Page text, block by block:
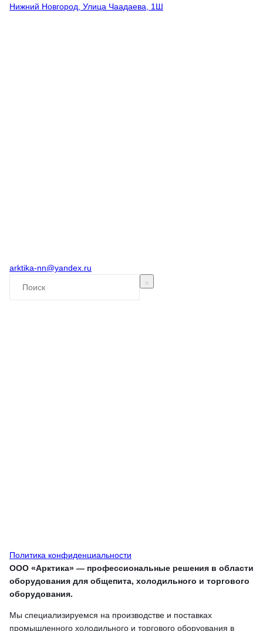
Нижний Новгород, Улица Чаадаева, 1Ш
arktika-nn@yandex.ru
Политика конфиденциальности
ООО «Арктика» — профессиональные решения в области
оборудования для общепита, холодильного и торгового
оборудования.
Мы специализируемся на производстве и поставках
промышленного холодильного и торгового оборуования в